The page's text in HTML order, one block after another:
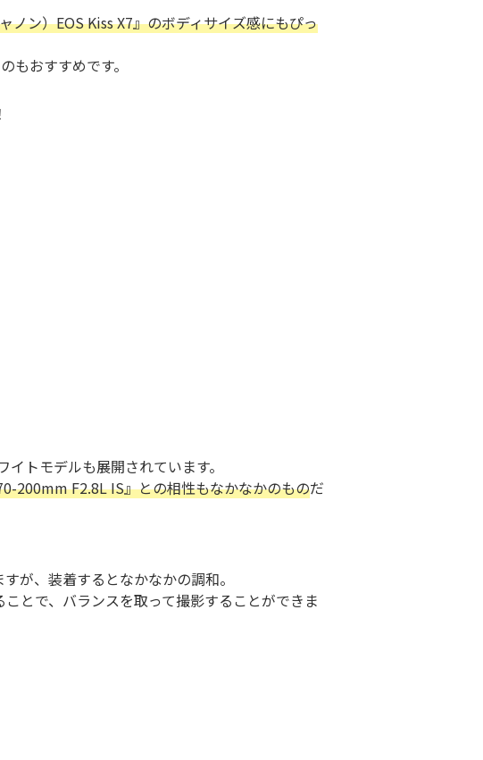
ン）EOS Kiss X7』のボディサイズ感にもぴっ
おすすめです。
トモデルも展開されています。
200mm F2.8L IS』との相性もなかなかのものだ
が、装着するとなかなかの調和。
とで、バランスを取って撮影することができま